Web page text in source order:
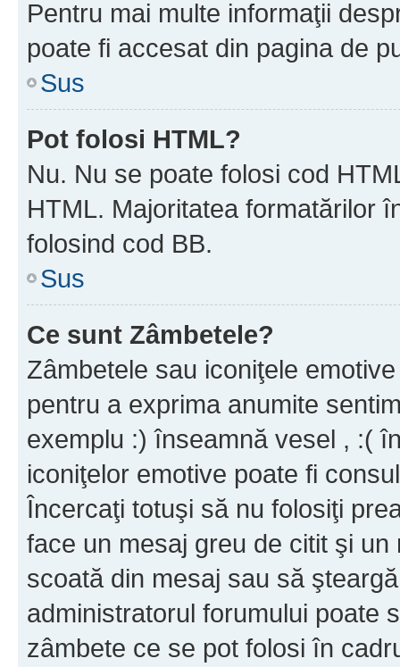
Pentru mai multe informaţii
poate fi accesat din pagina de
Sus
Pot folosi HTML?
Nu. Nu se poate folosi cod
HTML. Majoritatea formatărilor
folosind cod BB.
Sus
Ce sunt Zâmbetele?
Zâmbetele sau iconiţele
pentru a exprima anumite
exemplu :) înseamnă vesel , :(
iconiţelor emotive poate fi
Încercaţi totuşi să nu folosiţi
face un mesaj greu de citit şi
scoată din mesaj sau să
administratorul forumului poate
zâmbete ce se pot folosi în